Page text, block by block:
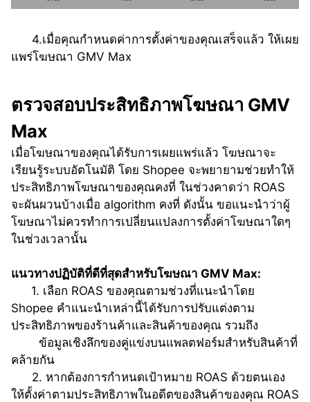
แพร่โฆษณา GMV Max
ตรวจสอบประสิทธิภาพโฆษณา GMV
Max
เมื่อโฆษณาของคุณได้รับการเผยแพร่แล้ว โฆษณาจะ
เรียนรู้ระบบอัตโนมัติ โดย Shopee จะพยายามช่วยทำให้
ประสิทธิภาพโฆษณาของคุณคงที่ ในช่วงคาดว่า ROAS
จะผันผวนบ้างเมื่อ algorithm คงที่ ดังนั้น ขอแนะนำว่าผู้
โฆษณาไม่ควรทำการเปลี่ยนแปลงการตั้งค่าโฆษณาใดๆ
ในช่วงเวลานั้น
แนวทางปฏิบัติที่ดีที่สุดสำหรับโฆษณา GMV Max:
     1. เลือก ROAS ของคุณตามช่วงที่แนะนำโดย
Shopee คำแนะนำเหล่านี้ได้รับการปรับแต่งตาม
ประสิทธิภาพของร้านค้าและสินค้าของคุณ รวมถึง
ข้อมูลเชิงลึกของคู่แข่งบนแพลตฟอร์มสำหรับสินค้าที่
คล้ายกัน
ให้ตั้งค่าตามประสิทธิภาพในอดีตของสินค้าของคุณ ROAS